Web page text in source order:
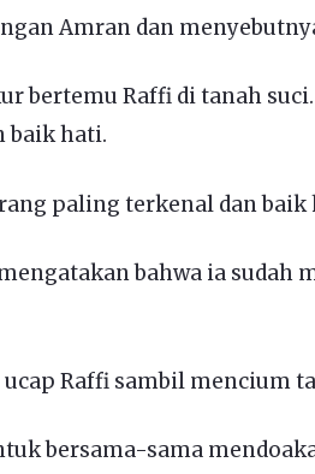
Amran dan
bertemu Raffi di tanah
baik hati.
paling terkenal dan baik
bahwa ia sudah
ucap Raffi sambil mencium
bersama-sama